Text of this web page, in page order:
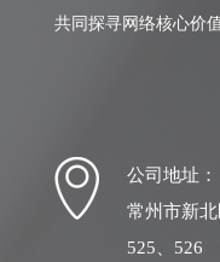
共同探寻网络核心价
公司地址：
常州市新北
525、526